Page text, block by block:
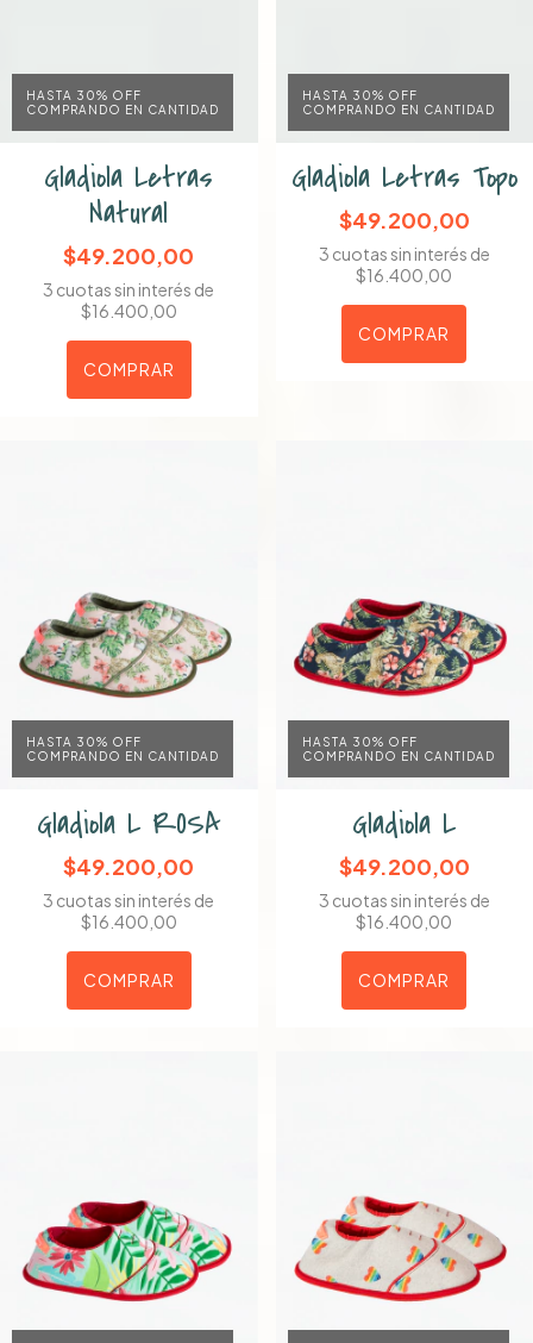
HASTA 30% OFF
COMPRANDO EN CANTIDAD
Gladiola Letras
Natural
$49.200,00
3 cuotas sin interés de
$16.400,00
COMPRAR
HASTA 30% OFF
COMPRANDO EN CANTIDAD
Gladiola Letras Topo
$49.200,00
3 cuotas sin interés de
$16.400,00
COMPRAR
HASTA 30% OFF
COMPRANDO EN CANTIDAD
Gladiola L ROSA
$49.200,00
3 cuotas sin interés de
$16.400,00
COMPRAR
HASTA 30% OFF
COMPRANDO EN CANTIDAD
Gladiola L
$49.200,00
3 cuotas sin interés de
$16.400,00
COMPRAR